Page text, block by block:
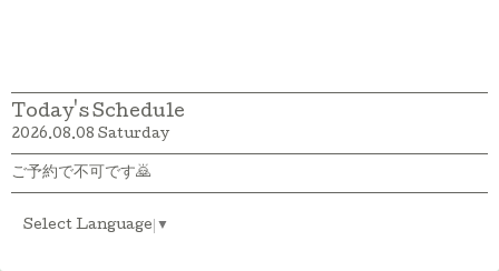
Today's Schedule
2026.08.08 Saturday
ご予約で不可です🙇
Select Language ▼